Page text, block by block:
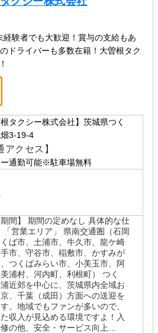
験者でも大歓迎！賞与の支給もあ
ドライバーも多数在籍！大曽根タク
根タクシー株式会社】茨城県つく
3-19-4
アクセス】
通勤可能※駐車場無料
期間】 期間の定めなし 具体的な仕
「営業エリア」 県南交通圏（石岡
ば市、土浦市、牛久市、龍ケ崎
市、守谷市、稲敷市、かすみが
つくばみらい市、小美玉市、阿
浦村、河内町、利根町） つく
近郊を中心に、茨城県内全域お
、千葉（成田）方面への送迎を
。地域でもファンが多いので、
収入が見込める環境ですよ！入
の他、安全・サービス向上…